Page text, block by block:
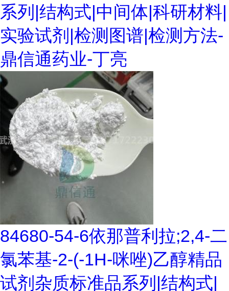
系列|结构式|中间体|科研材料|
实验试剂|检测图谱|检测方法-
鼎信通药业-丁亮
84680-54-6依那普利拉;2,4-二
氯苯基-2-(-1H-咪唑)乙醇精品
试剂杂质标准品系列|结构式|